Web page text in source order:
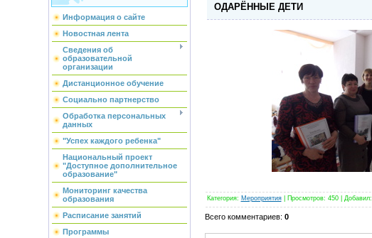
Информация о сайте
Новостная лента
Сведения об
образовательной
организации
Дистанционное обучение
Социально партнерство
Обработка персональных
данных
"Успех каждого ребенка"
Национальный проект
"Доступное дополнительное
образование"
Мониторинг качества
образования
Расписание занятий
Программы
ОДАРЁННЫЕ ДЕТИ
Категория: Мероприятия| Просмотров: 450| Добавил:
Всего комментариев: 0